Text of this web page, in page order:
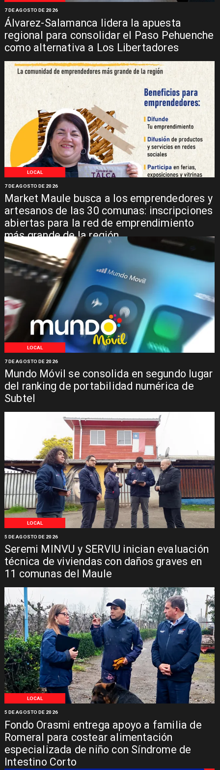
Álvarez-Salamanca lidera la apuesta
regional para consolidar el Paso Pehuenche
como alternativa a Los Libertadores
7 DE AGOSTO DE 2026
LOCAL
Market Maule busca a los emprendedores y
artesanos de las 30 comunas: inscripciones
abiertas para la red de emprendimiento
más grande de la región
7 DE AGOSTO DE 2026
LOCAL
Mundo Móvil se consolida en segundo lugar
del ranking de portabilidad numérica de
Subtel
7 DE AGOSTO DE 2026
LOCAL
Seremi MINVU y SERVIU inician evaluación
técnica de viviendas con daños graves en
11 comunas del Maule
5 DE AGOSTO DE 2026
LOCAL
Fondo Orasmi entrega apoyo a familia de
Romeral para costear alimentación
especializada de niño con Síndrome de
Intestino Corto
5 DE AGOSTO DE 2026